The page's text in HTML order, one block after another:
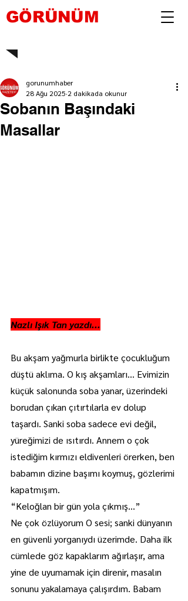
GÖRÜNÜM
Sobanın Başındaki
Masallar
gorunumhaber
28 Ağu 2025 2 dakikada okunur
Nazlı Işık Tan yazdı...
Bu akşam yağmurla birlikte çocukluğum
düştü aklıma. O kış akşamları… Evimizin
küçük salonunda soba yanar, üzerindeki
borudan çıkan çıtırtılarla ev dolup
taşardı. Sanki soba sadece evi değil,
yüreğimizi de ısıtırdı. Annem o çok
istediğim kırmızı eldivenleri örerken, ben
babamın dizine başımı koymuş, gözlerimi
kapatmışım.
“Keloğlan bir gün yola çıkmış…”
Ne çok özlüyorum O sesi; sanki dünyanın
en güvenli yorganıydı üzerimde. Daha ilk
cümlede göz kapaklarım ağırlaşır, ama
yine de uyumamak için direnir, masalın
sonunu yakalamaya çalışırdım. Babam